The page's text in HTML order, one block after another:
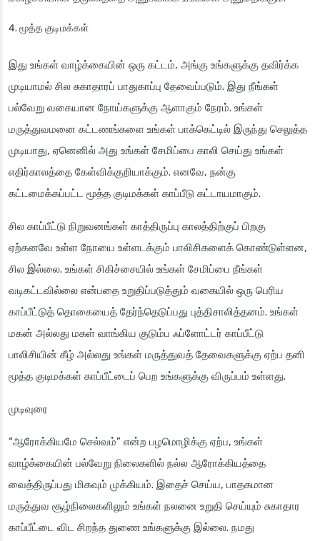
மூத்த குடிமக்கள்
இது உங்கள் வாழ்க்கையின் ஒரு கட்டம், அங்கு உங்களுக்கு தவிர்க்க
முடியாமல் சில சுகாதாரப் பாதுகாப்பு தேவைப்படும். இது நீங்கள்
பல்வேறு வகையான நோய்களுக்கு ஆளாகும் நேரம். உங்கள்
மருத்துவமனை கட்டணங்களை உங்கள் பாக்கெட்டில் இருந்து செலுத்த
முடியாது, ஏனெனில் அது உங்கள் சேமிப்பை காலி செய்து உங்கள்
எதிர்காலத்தை கேள்விக்குறியாக்கும். எனவே, நன்கு
கட்டமைக்கப்பட்ட மூத்த குடிமக்கள் காப்பீடு கட்டாயமாகும்.
சில காப்பீட்டு நிறுவனங்கள் காத்திருப்பு காலத்திற்குப் பிறகு
ஏற்கனவே உள்ள நோயை உள்ளடக்கும் பாலிசிகளைக் கொண்டுள்ளன,
சில இல்லை. உங்கள் சிகிச்சையில் உங்கள் சேமிப்பை நீங்கள்
வடிகட்டவில்லை என்பதை உறுதிப்படுத்தும் வகையில் ஒரு பெரிய
காப்பீட்டுத் தொகையைத் தேர்ந்தெடுப்பது புத்திசாலித்தனம். உங்கள்
மகன் அல்லது மகள் வாங்கிய குடும்ப ஃப்ளோட்டர் காப்பீட்டு
பாலிசியின் கீழ் அல்லது உங்கள் மருத்துவத் தேவைகளுக்கு ஏற்ப தனி
மூத்த குடிமக்கள் காப்பீட்டைப் பெற உங்களுக்கு விருப்பம் உள்ளது.
முடிவுரை
“ஆரோக்கியமே செல்வம்” என்ற பழமொழிக்கு ஏற்ப, உங்கள்
வாழ்க்கையின் பல்வேறு நிலைகளில் நல்ல ஆரோக்கியத்தை
வைத்திருப்பது மிகவும் முக்கியம். இதைச் செய்ய, பாதகமான
மருத்துவ சூழ்நிலைகளிலும் உங்கள் நலனை உறுதி செய்யும் சுகாதார
காப்பீட்டை விட சிறந்த துணை உங்களுக்கு இல்லை. நமது